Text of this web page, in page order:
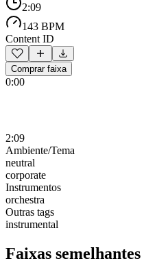
2:09
143 BPM
Content ID
Comprar faixa
0:00
2:09
Ambiente/Tema
neutral
corporate
Instrumentos
orchestra
Outras tags
instrumental
Faixas semelhantes